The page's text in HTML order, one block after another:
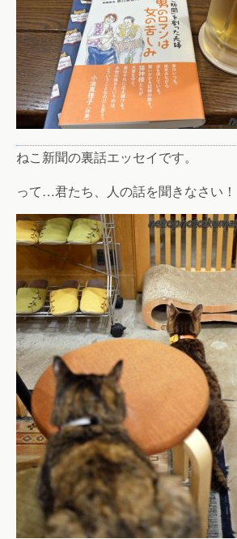
ねこ新聞の裏話エッセイです。
って…君たち、人の話を聞きなさい！